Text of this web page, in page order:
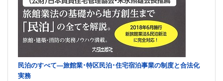
民泊のすべて―旅館業･特区民泊･住宅宿泊事業の制度と合法化
実務